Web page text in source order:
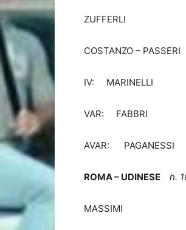
ZUFFERLI
COSTANZO – PASSERI
IV: MARINELLI
VAR: FABBRI
AVAR: PAGANESSI
ROMA – UDINESE h.
MASSIMI